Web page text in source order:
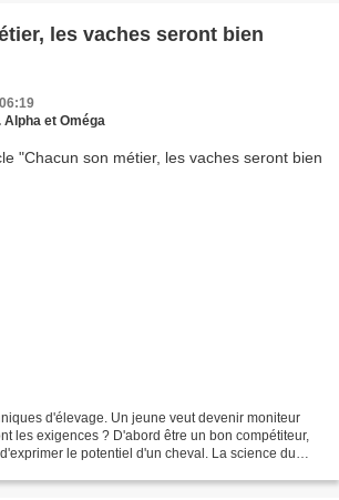
les vaches seront bien
et Oméga
d'élevage. Un jeune veut devenir moniteur
les exigences ? D'abord être un bon compétiteur,
le potentiel d'un cheval. La science du